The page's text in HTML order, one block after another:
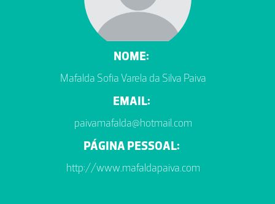
NOME:
Mafalda Sofia Varela da Silva Paiva
EMAIL:
paivamafalda@hotmail.com
PÁGINA PESSOAL:
http://www.mafaldapaiva.com